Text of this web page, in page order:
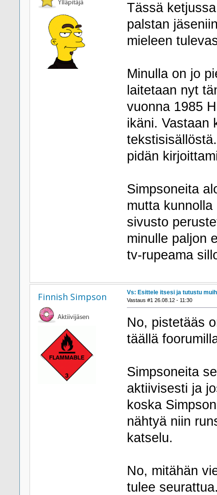
Tässä
palstan
mieleen
Minulla on jo
laitetaan nyt
vuonna 1985
ikäni. Vastaan
pidän
Simpsoneita
mutta
sivusto
minulle paljon
tv-rupeama
Finnish Simpson Vs: Esittele itsesi ja tutustu
Vastaus #1 26.08.12 - 11:30
No, pistetääs
täällä
Simpsoneita
aktiivisesti ja
koska
nähtyä niin
katselu.
No, mitähän
tulee